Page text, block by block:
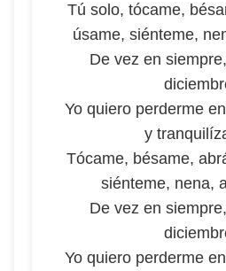
Tú solo, tócame,
úsame, siénteme,
De vez en
Yo quiero perderme
y
Tócame, bésame,
siénteme, nena,
De vez en
Yo quiero perderme